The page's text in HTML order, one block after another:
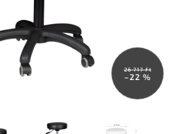
26 717 Ft
–22 %